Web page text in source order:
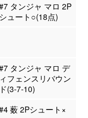
タンジャ マロ 2P
シュート○(18点)
タンジャ マロ デ
ィフェンスリバウン
ド(3-7-10)
薮 2Pシュート×